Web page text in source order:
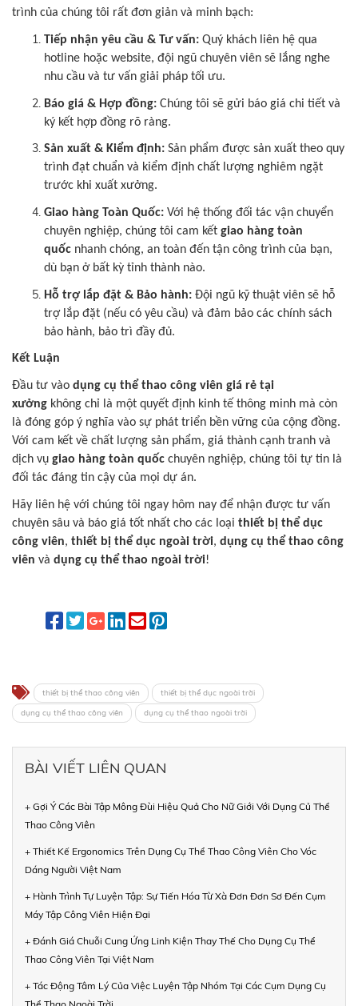
trình của chúng tôi rất đơn giản và minh bạch:
Tiếp nhận yêu cầu & Tư vấn: Quý khách liên hệ qua
hotline hoặc website, đội ngũ chuyên viên sẽ lắng nghe
nhu cầu và tư vấn giải pháp tối ưu.
Báo giá & Hợp đồng: Chúng tôi sẽ gửi báo giá chi tiết và
ký kết hợp đồng rõ ràng.
Sản xuất & Kiểm định: Sản phẩm được sản xuất theo quy
trình đạt chuẩn và kiểm định chất lượng nghiêm ngặt
trước khi xuất xưởng.
Giao hàng Toàn Quốc: Với hệ thống đối tác vận chuyển
chuyên nghiệp, chúng tôi cam kết giao hàng toàn
quốc nhanh chóng, an toàn đến tận công trình của bạn,
dù bạn ở bất kỳ tỉnh thành nào.
Hỗ trợ lắp đặt & Bảo hành: Đội ngũ kỹ thuật viên sẽ hỗ
trợ lắp đặt (nếu có yêu cầu) và đảm bảo các chính sách
bảo hành, bảo trì đầy đủ.
Kết Luận
Đầu tư vào dụng cụ thể thao công viên giá rẻ tại
xưởng không chỉ là một quyết định kinh tế thông minh mà còn
là đóng góp ý nghĩa vào sự phát triển bền vững của cộng đồng.
Với cam kết về chất lượng sản phẩm, giá thành cạnh tranh và
dịch vụ giao hàng toàn quốc chuyên nghiệp, chúng tôi tự tin là
đối tác đáng tin cậy của mọi dự án.
Hãy liên hệ với chúng tôi ngay hôm nay để nhận được tư vấn
chuyên sâu và báo giá tốt nhất cho các loại thiết bị thể dục
công viên, thiết bị thể dục ngoài trời, dụng cụ thể thao công
viên và dụng cụ thể thao ngoài trời!
thiết bị thể thao công viên
thiết bị thể dục ngoài trời
dụng cụ thể thao công viên
dụng cụ thể thao ngoài trời
BÀI VIẾT LIÊN QUAN
+ Gợi Ý Các Bài Tập Mông Đùi Hiệu Quả Cho Nữ Giới Với Dụng Củ Thể
Thao Công Viên
+ Thiết Kế Ergonomics Trên Dụng Cụ Thể Thao Công Viên Cho Vóc
Dáng Người Việt Nam
+ Hành Trình Tự Luyện Tập: Sự Tiến Hóa Từ Xà Đơn Đơn Sơ Đến Cụm
Máy Tập Công Viên Hiện Đại
+ Đánh Giá Chuỗi Cung Ứng Linh Kiện Thay Thế Cho Dụng Cụ Thể
Thao Công Viên Tại Việt Nam
+ Tác Động Tâm Lý Của Việc Luyện Tập Nhóm Tại Các Cụm Dụng Cụ